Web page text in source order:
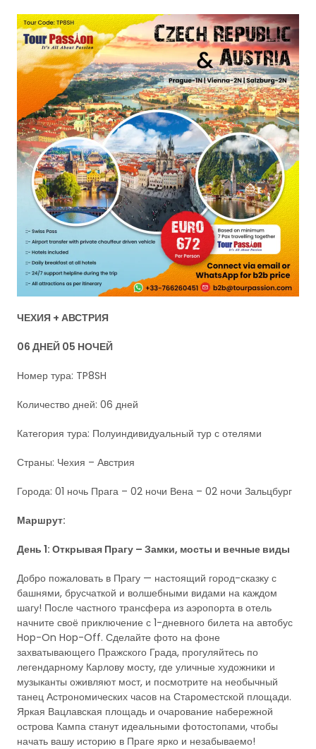
ЧЕХИЯ + АВСТРИЯ
06 ДНЕЙ 05 НОЧЕЙ
Номер тура: TP8SH
Количество дней: 06 дней
Категория тура: Полуиндивидуальный тур с отелями
Страны: Чехия – Австрия
Города: 01 ночь Прага – 02 ночи Вена – 02 ночи Зальцбург
Маршрут:
День 1: Открывая Прагу – Замки, мосты и вечные виды
Добро пожаловать в Прагу — настоящий город-сказку с
башнями, брусчаткой и волшебными видами на каждом
шагу! После частного трансфера из аэропорта в отель
начните своё приключение с 1-дневного билета на автобус
Hop-On Hop-Off. Сделайте фото на фоне
захватывающего Пражского Града, прогуляйтесь по
легендарному Карлову мосту, где уличные художники и
музыканты оживляют мост, и посмотрите на необычный
танец Астрономических часов на Староместской площади.
Яркая Вацлавская площадь и очарование набережной
острова Кампа станут идеальными фотостопами, чтобы
начать вашу историю в Праге ярко и незабываемо!